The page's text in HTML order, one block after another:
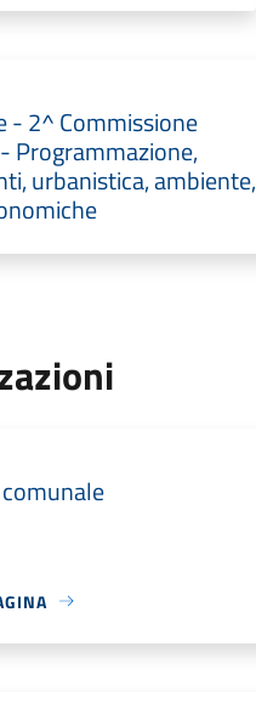
- 2^ Commissione
Programmazione,
urbanistica, ambiente,